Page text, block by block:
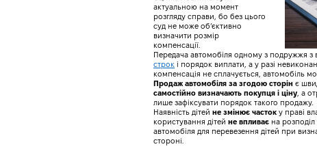
актуальною на момент
розгляду справи, бо без цього
суд не може об’єктивно
визначити розмір
компенсації.
Передача автомобіля одному з подружжя
строк і порядок виплати, а у разі
компенсація не сплачується, автомобіль
Продаж автомобіля за згодою сторін є
самостійно визначають покупця і ціну , а
лише зафіксувати порядок такого продажу.
Наявність дітей не змінює часток у праві
користування дітей не впливає на
автомобіля для перевезення дітей при
стороні.
Відповідай на 4